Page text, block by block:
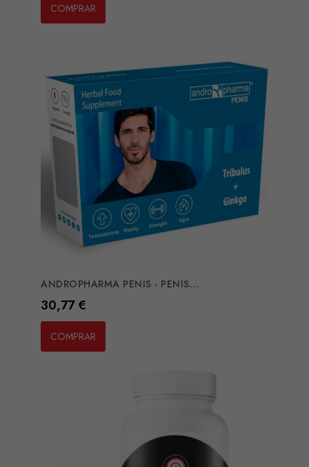
COMPRAR
ANDROPHARMA PENIS - PENIS...
Preço
30,77 €
COMPRAR